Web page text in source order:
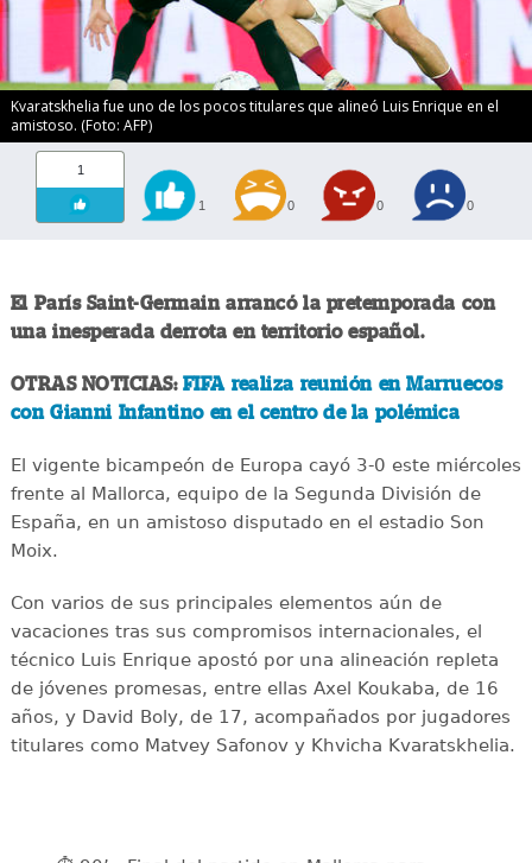
Kvaratskhelia fue uno de los pocos titulares que alineó Luis Enrique en el
amistoso. (Foto: AFP)
1
1 0 0 0
El París Saint-Germain arrancó la pretemporada con
una inesperada derrota en territorio español.
OTRAS NOTICIAS: FIFA realiza reunión en Marruecos
con Gianni Infantino en el centro de la polémica
El vigente bicampeón de Europa cayó 3-0 este miércoles
frente al Mallorca, equipo de la Segunda División de
España, en un amistoso disputado en el estadio Son
Moix.
Con varios de sus principales elementos aún de
vacaciones tras sus compromisos internacionales, el
técnico Luis Enrique apostó por una alineación repleta
de jóvenes promesas, entre ellas Axel Koukaba, de 16
años, y David Boly, de 17, acompañados por jugadores
titulares como Matvey Safonov y Khvicha Kvaratskhelia.